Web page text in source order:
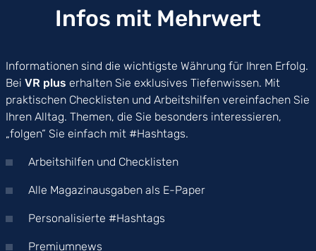
Infos mit Mehrwert
Informationen sind die wichtigste Währung für Ihren Erfolg.
Bei VR plus erhalten Sie exklusives Tiefenwissen. Mit
praktischen Checklisten und Arbeitshilfen vereinfachen Sie
Ihren Alltag. Themen, die Sie besonders interessieren,
„folgen“ Sie einfach mit #Hashtags.
Arbeitshilfen und Checklisten
Alle Magazinausgaben als E-Paper
Personalisierte #Hashtags
Premiumnews